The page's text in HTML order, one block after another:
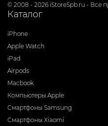
© 2008 - 2026 iStoreSpb.ru - Все
Каталог
iPhone
Apple Watch
iPad
Airpods
Macbook
Компьютеры Apple
Смартфоны Samsung
Смартфоны Xiaomi